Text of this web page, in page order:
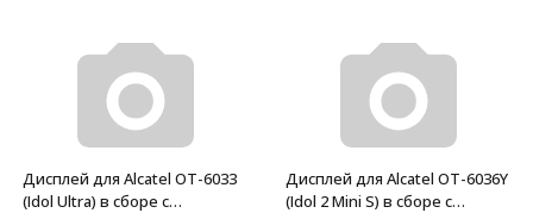
Дисплей для Alcatel OT-6033
(Idol Ultra) в сборе с
Дисплей для Alcatel OT-6036Y
(Idol 2 Mini S) в сборе с